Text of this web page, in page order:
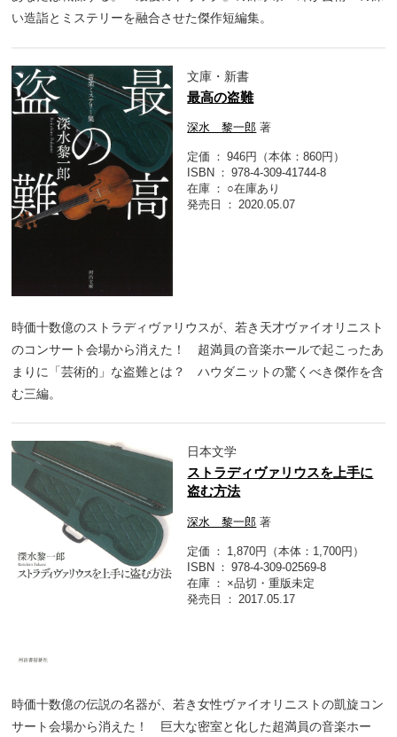
い造詣とミステリーを融合させた傑作短編集。
文庫・新書
最高の盗難
深水 黎一郎 著
定価
946円（本体：860円）
ISBN
978-4-309-41744-8
在庫
○在庫あり
発売日
2020.05.07
時価十数億のストラディヴァリウスが、若き天才ヴァイオリニスト
のコンサート会場から消えた！ 超満員の音楽ホールで起こったあ
まりに「芸術的」な盗難とは？ ハウダニットの驚くべき傑作を含
む三編。
日本文学
ストラディヴァリウスを上手に
盗む方法
深水 黎一郎 著
定価
1,870円（本体：1,700円）
ISBN
978-4-309-02569-8
在庫
×品切・重版未定
発売日
2017.05.17
時価十数億の伝説の名器が、若き女性ヴァイオリニストの凱旋コン
サート会場から消えた！ 巨大な密室と化した超満員の音楽ホー